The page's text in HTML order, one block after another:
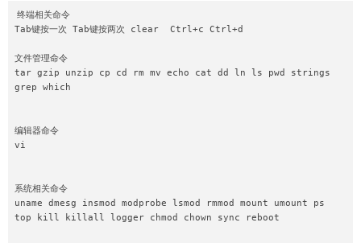
终端相关命令
Tab键按一次 Tab键按两次 clear  Ctrl+c Ctrl+d
文件管理命令
tar gzip unzip cp cd rm mv echo cat dd ln ls pwd strings
grep which
编辑器命令
vi
系统相关命令
uname dmesg insmod modprobe lsmod rmmod mount umount ps
top kill killall logger chmod chown sync reboot